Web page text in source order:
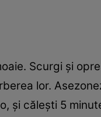
Scurgi şi
lor.
şi căleşti 5